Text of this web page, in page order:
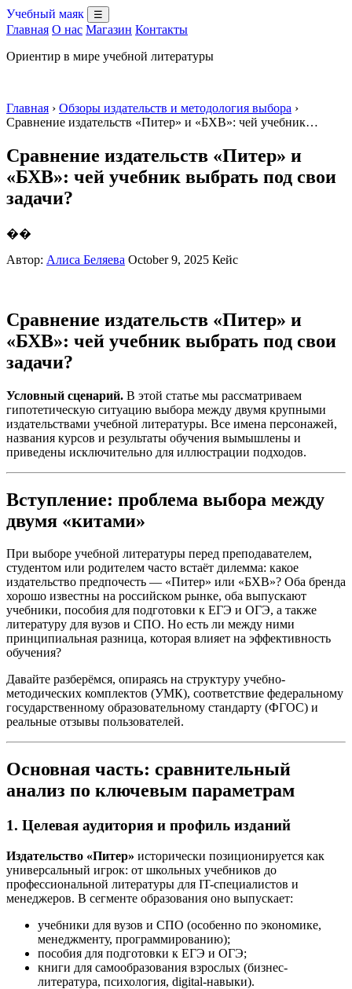
Учебный маяк ☰
Главная О нас Магазин Контакты
Ориентир в мире учебной литературы
Главная › Обзоры издательств и методология выбора ›
Сравнение издательств «Питер» и «БХВ»: чей учебник…
Сравнение издательств «Питер» и
«БХВ»: чей учебник выбрать под свои
задачи?
��
Автор: Алиса Беляева October 9, 2025 Кейс
Сравнение издательств «Питер» и
«БХВ»: чей учебник выбрать под свои
задачи?
Условный сценарий. В этой статье мы рассматриваем
гипотетическую ситуацию выбора между двумя крупными
издательствами учебной литературы. Все имена персонажей,
названия курсов и результаты обучения вымышлены и
приведены исключительно для иллюстрации подходов.
Вступление: проблема выбора между
двумя «китами»
При выборе учебной литературы перед преподавателем,
студентом или родителем часто встаёт дилемма: какое
издательство предпочесть — «Питер» или «БХВ»? Оба бренда
хорошо известны на российском рынке, оба выпускают
учебники, пособия для подготовки к ЕГЭ и ОГЭ, а также
литературу для вузов и СПО. Но есть ли между ними
принципиальная разница, которая влияет на эффективность
обучения?
Давайте разберёмся, опираясь на структуру учебно-
методических комплектов (УМК), соответствие федеральному
государственному образовательному стандарту (ФГОС) и
реальные отзывы пользователей.
Основная часть: сравнительный
анализ по ключевым параметрам
1. Целевая аудитория и профиль изданий
Издательство «Питер» исторически позиционируется как
универсальный игрок: от школьных учебников до
профессиональной литературы для IT-специалистов и
менеджеров. В сегменте образования оно выпускает:
учебники для вузов и СПО (особенно по экономике,
менеджменту, программированию);
пособия для подготовки к ЕГЭ и ОГЭ;
книги для самообразования взрослых (бизнес-
литература, психология, digital-навыки).